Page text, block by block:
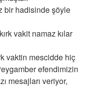
bir hadisinde şöyle
vakit namaz kılar
vaktin mescidde hiç
efendimizin
mesajları veriyor,